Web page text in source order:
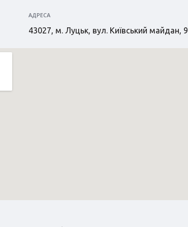
АДРЕСА
43027, м. Луцьк, вул. Київський майдан, 9